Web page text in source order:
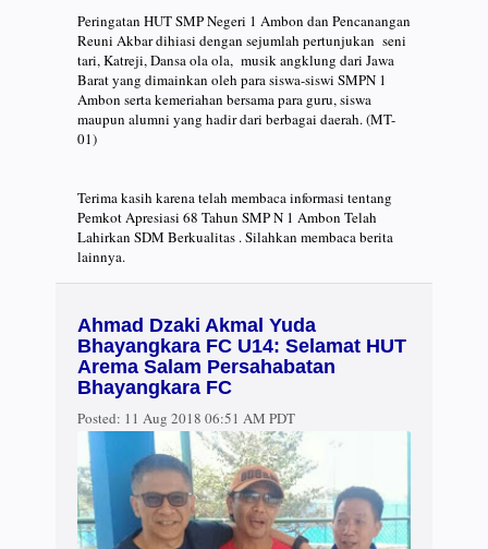
Peringatan HUT SMP Negeri 1 Ambon dan Pencanangan
Reuni Akbar dihiasi dengan sejumlah pertunjukan seni
tari, Katreji, Dansa ola ola, musik angklung dari Jawa
Barat yang dimainkan oleh para siswa-siswi SMPN 1
Ambon serta kemeriahan bersama para guru, siswa
maupun alumni yang hadir dari berbagai daerah. (MT-
01)
Terima kasih karena telah membaca informasi tentang
Pemkot Apresiasi 68 Tahun SMP N 1 Ambon Telah
Lahirkan SDM Berkualitas . Silahkan membaca berita
lainnya.
Ahmad Dzaki Akmal Yuda
Bhayangkara FC U14: Selamat HUT
Arema Salam Persahabatan
Bhayangkara FC
Posted: 11 Aug 2018 06:51 AM PDT